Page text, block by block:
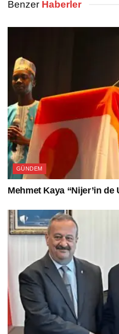
Benzer Haberler
GÜNDEM
Mehmet Kaya “Nijer’in de